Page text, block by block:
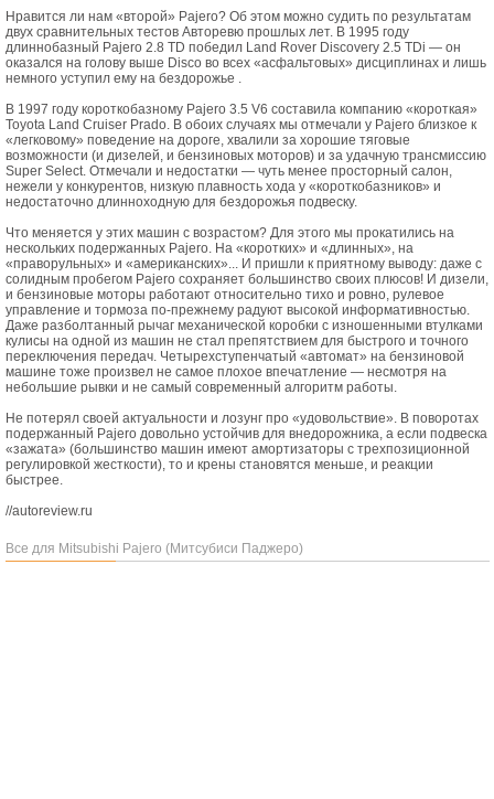
Нравится ли нам «второй» Pajero? Об этом можно судить по результатам
двух сравнительных тестов Авторевю прошлых лет. В 1995 году
длиннобазный Pajero 2.8 TD победил Land Rover Discovery 2.5 TDi — он
оказался на голову выше Disco во всех «асфальтовых» дисциплинах и лишь
немного уступил ему на бездорожье .
В 1997 году короткобазному Pajero 3.5 V6 составила компанию «короткая»
Toyota Land Cruiser Prado. В обоих случаях мы отмечали у Pajero близкое к
«легковому» поведение на дороге, хвалили за хорошие тяговые
возможности (и дизелей, и бензиновых моторов) и за удачную трансмиссию
Super Select. Отмечали и недостатки — чуть менее просторный салон,
нежели у конкурентов, низкую плавность хода у «короткобазников» и
недостаточно длинноходную для бездорожья подвеску.
Что меняется у этих машин с возрастом? Для этого мы прокатились на
нескольких подержанных Pajero. На «коротких» и «длинных», на
«праворульных» и «американских»... И пришли к приятному выводу: даже с
солидным пробегом Pajero сохраняет большинство своих плюсов! И дизели,
и бензиновые моторы работают относительно тихо и ровно, рулевое
управление и тормоза по-прежнему радуют высокой информативностью.
Даже разболтанный рычаг механической коробки с изношенными втулками
кулисы на одной из машин не стал препятствием для быстрого и точного
переключения передач. Четырехступенчатый «автомат» на бензиновой
машине тоже произвел не самое плохое впечатление — несмотря на
небольшие рывки и не самый современный алгоритм работы.
Не потерял своей актуальности и лозунг про «удовольствие». В поворотах
подержанный Pajero довольно устойчив для внедорожника, а если подвеска
«зажата» (большинство машин имеют амортизаторы с трехпозиционной
регулировкой жесткости), то и крены становятся меньше, и реакции
быстрее.
//autoreview.ru
Все для Mitsubishi Pajero (Митсубиси Паджеро)